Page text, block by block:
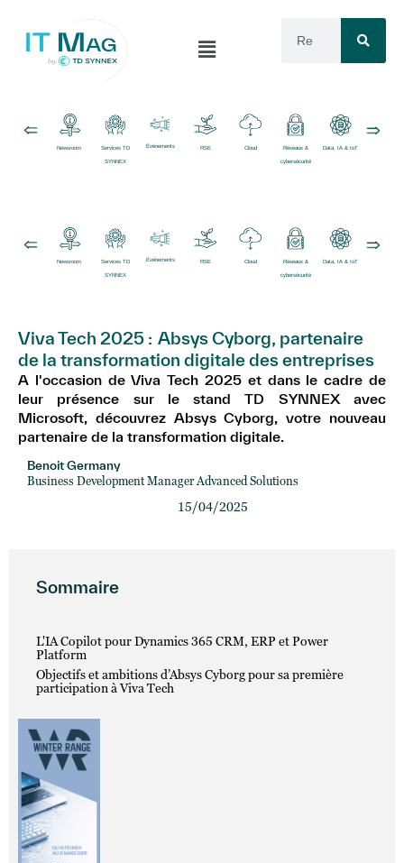
Newsroom Services TD
SYNNEX
Événements RSE Cloud Réseaux &
cybersécurité
Data, IA & IoT
Newsroom Services TD
SYNNEX
Événements RSE Cloud Réseaux &
cybersécurité
Data, IA & IoT
Viva Tech 2025 : Absys Cyborg, partenaire
de la transformation digitale des entreprises
A l'occasion de Viva Tech 2025 et dans le cadre de
leur présence sur le stand TD SYNNEX avec
Microsoft, découvrez Absys Cyborg, votre nouveau
partenaire de la transformation digitale.
Benoit Germany
Business Development Manager Advanced Solutions
15/04/2025
Sommaire
L'IA Copilot pour Dynamics 365 CRM, ERP et Power
Platform
Objectifs et ambitions d’Absys Cyborg pour sa première
participation à Viva Tech